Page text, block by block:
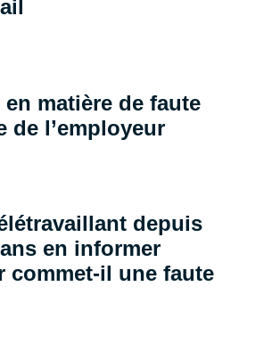
en matière de faute
de l’employeur
depuis
en informer
commet-il une faute